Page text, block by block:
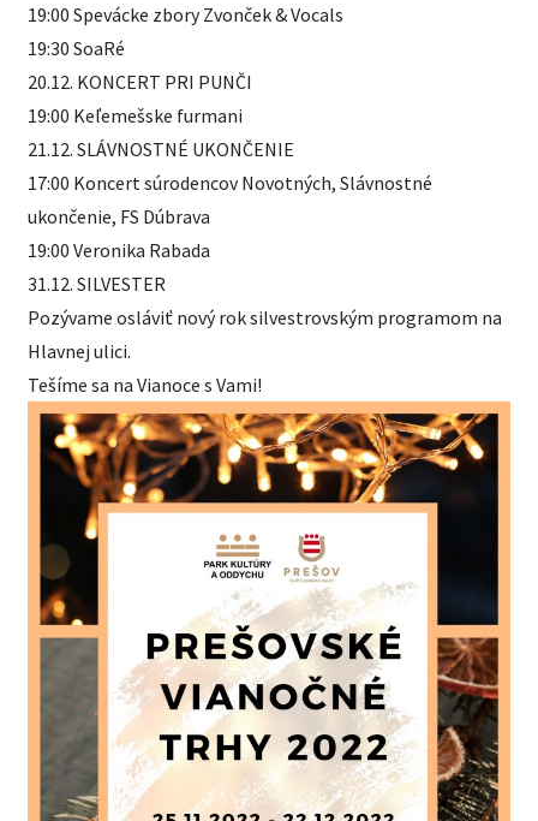
19:00 Spevácke zbory Zvonček & Vocals
19:30 SoaRé
20.12. KONCERT PRI PUNČI
19:00 Keľemešske furmani
21.12. SLÁVNOSTNÉ UKONČENIE
17:00 Koncert súrodencov Novotných, Slávnostné
ukončenie, FS Dúbrava
19:00 Veronika Rabada
31.12. SILVESTER
Pozývame osláviť nový rok silvestrovským programom na
Hlavnej ulici.
Tešíme sa na Vianoce s Vami!